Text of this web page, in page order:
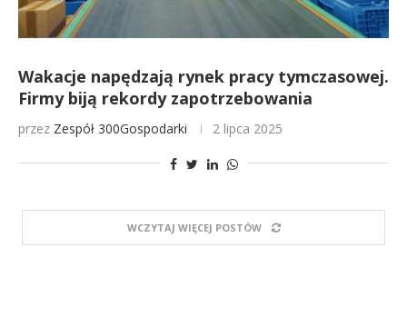
Wakacje napędzają rynek pracy tymczasowej.
Firmy biją rekordy zapotrzebowania
przez Zespół 300Gospodarki 2 lipca 2025
WCZYTAJ WIĘCEJ POSTÓW